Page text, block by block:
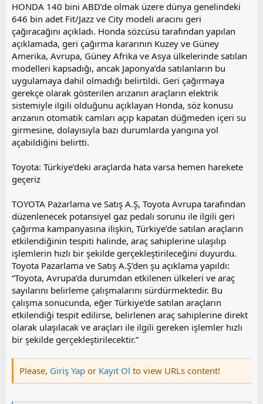
HONDA 140 bini ABD’de olmak üzere dünya genelindeki
646 bin adet Fit/Jazz ve City modeli aracını geri
çağıracağını açıkladı. Honda sözcüsü tarafından yapılan
açıklamada, geri çağırma kararının Kuzey ve Güney
Amerika, Avrupa, Güney Afrika ve Asya ülkelerinde satılan
modelleri kapsadığı, ancak Japonya’da satılanların bu
uygulamaya dahil olmadığı belirtildi. Geri çağırmaya
gerekçe olarak gösterilen arızanın araçların elektrik
sistemiyle ilgili olduğunu açıklayan Honda, söz konusu
arızanın otomatik camları açıp kapatan düğmeden içeri su
girmesine, dolayısıyla bazı durumlarda yangına yol
açabildiğini belirtti.
Toyota: Türkiye’deki araçlarda hata varsa hemen harekete
geçeriz
TOYOTA Pazarlama ve Satış A.Ş, Toyota Avrupa tarafından
düzenlenecek potansiyel gaz pedalı sorunu ile ilgili geri
çağırma kampanyasına ilişkin, Türkiye’de satılan araçların
etkilendiğinin tespiti halinde, araç sahiplerine ulaşılıp
işlemlerin hızlı bir şekilde gerçekleştirileceğini duyurdu.
Toyota Pazarlama ve Satış A.Ş’den şu açıklama yapıldı:
“Toyota, Avrupa’da durumdan etkilenen ülkeleri ve araç
sayılarını belirleme çalışmalarını sürdürmektedir. Bu
çalışma sonucunda, eğer Türkiye’de satılan araçların
etkilendiği tespit edilirse, belirlenen araç sahiplerine direkt
olarak ulaşılacak ve araçları ile ilgili gereken işlemler hızlı
bir şekilde gerçekleştirilecektir.”
Please, Giriş Yap or Kayıt Ol to view URLs content!